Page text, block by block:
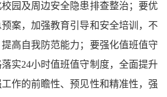
园及周边安全隐患排查整治；要优
案，加强教育引导和安全培训，不
高自我防范能力；要强化值班值守
实24小时值班值守制度，全面提升
作的前瞻性、预见性和精准性，强